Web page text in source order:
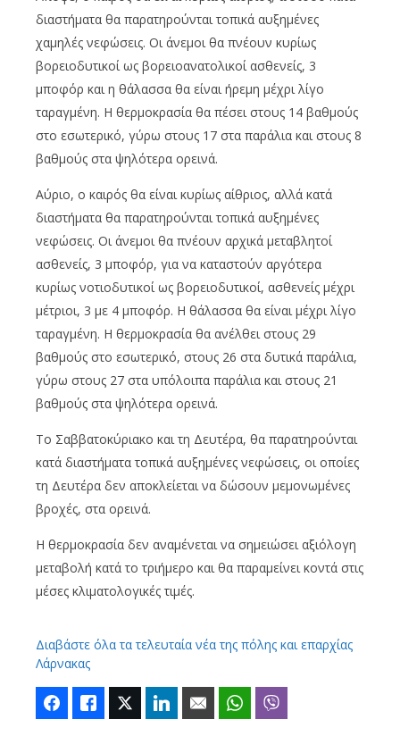
διαστήματα θα παρατηρούνται τοπικά αυξημένες
χαμηλές νεφώσεις. Οι άνεμοι θα πνέουν κυρίως
βορειοδυτικοί ως βορειοανατολικοί ασθενείς, 3
μποφόρ και η θάλασσα θα είναι ήρεμη μέχρι λίγο
ταραγμένη. Η θερμοκρασία θα πέσει στους 14 βαθμούς
στο εσωτερικό, γύρω στους 17 στα παράλια και στους 8
βαθμούς στα ψηλότερα ορεινά.
Αύριο, ο καιρός θα είναι κυρίως αίθριος, αλλά κατά
διαστήματα θα παρατηρούνταιτοπικά αυξημένες
νεφώσεις. Οι άνεμοιθα πνέουν αρχικά μεταβλητοί
ασθενείς, 3 μποφόρ, για να καταστούν αργότερα
κυρίως νοτιοδυτικοί ως βορειοδυτικοί, ασθενείς μέχρι
μέτριοι, 3 με 4 μποφόρ. Η θάλασσα θα είναιμέχρι λίγο
ταραγμένη. Η θερμοκρασία θα ανέλθει στους 29
βαθμούς στο εσωτερικό, στους 26 στα δυτικά παράλια,
γύρω στους 27 στα υπόλοιπα παράλια καιστους 21
βαθμούς στα ψηλότερα ορεινά.
Το Σαββατοκύριακο και τη Δευτέρα, θα παρατηρούνται
κατά διαστήματα τοπικά αυξημένες νεφώσεις, οι οποίες
τη Δευτέρα δεν αποκλείεται να δώσουν μεμονωμένες
βροχές, στα ορεινά.
Η θερμοκρασία δεν αναμένεται να σημειώσει αξιόλογη
μεταβολή κατά το τριήμερο και θα παραμείνει κοντά στις
μέσες κλιματολογικές τιμές.
Διαβάστε όλα τα τελευταία νέα της πόλης και επαρχίας
Λάρνακας
FacebookLike Twitter LinkedIn Email WhatsApp